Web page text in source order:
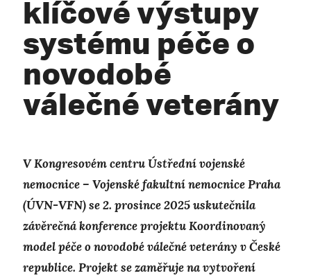
klíčové výstupy
systému péče o
novodobé
válečné veterány
V Kongresovém centru Ústřední vojenské
nemocnice – Vojenské fakultní nemocnice Praha
(ÚVN-VFN) se 2. prosince 2025 uskutečnila
závěrečná konference projektu Koordinovaný
model péče o novodobé válečné veterány v České
republice. Projekt se zaměřuje na vytvoření